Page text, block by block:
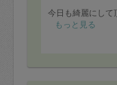
今日も綺麗にして
また次回もよろ
もっと見る